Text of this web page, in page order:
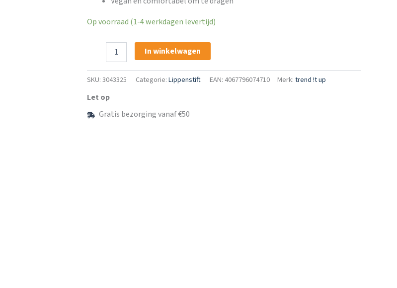
Op voorraad (1-4 werkdagen levertijd)
Lippenstift
MATTisfaction
040
In winkelwagen
SKU:3043325 Categorie:Lippenstift EAN: 4067796074710 Merk:trend !t up
Let op
Gratis bezorging vanaf €50